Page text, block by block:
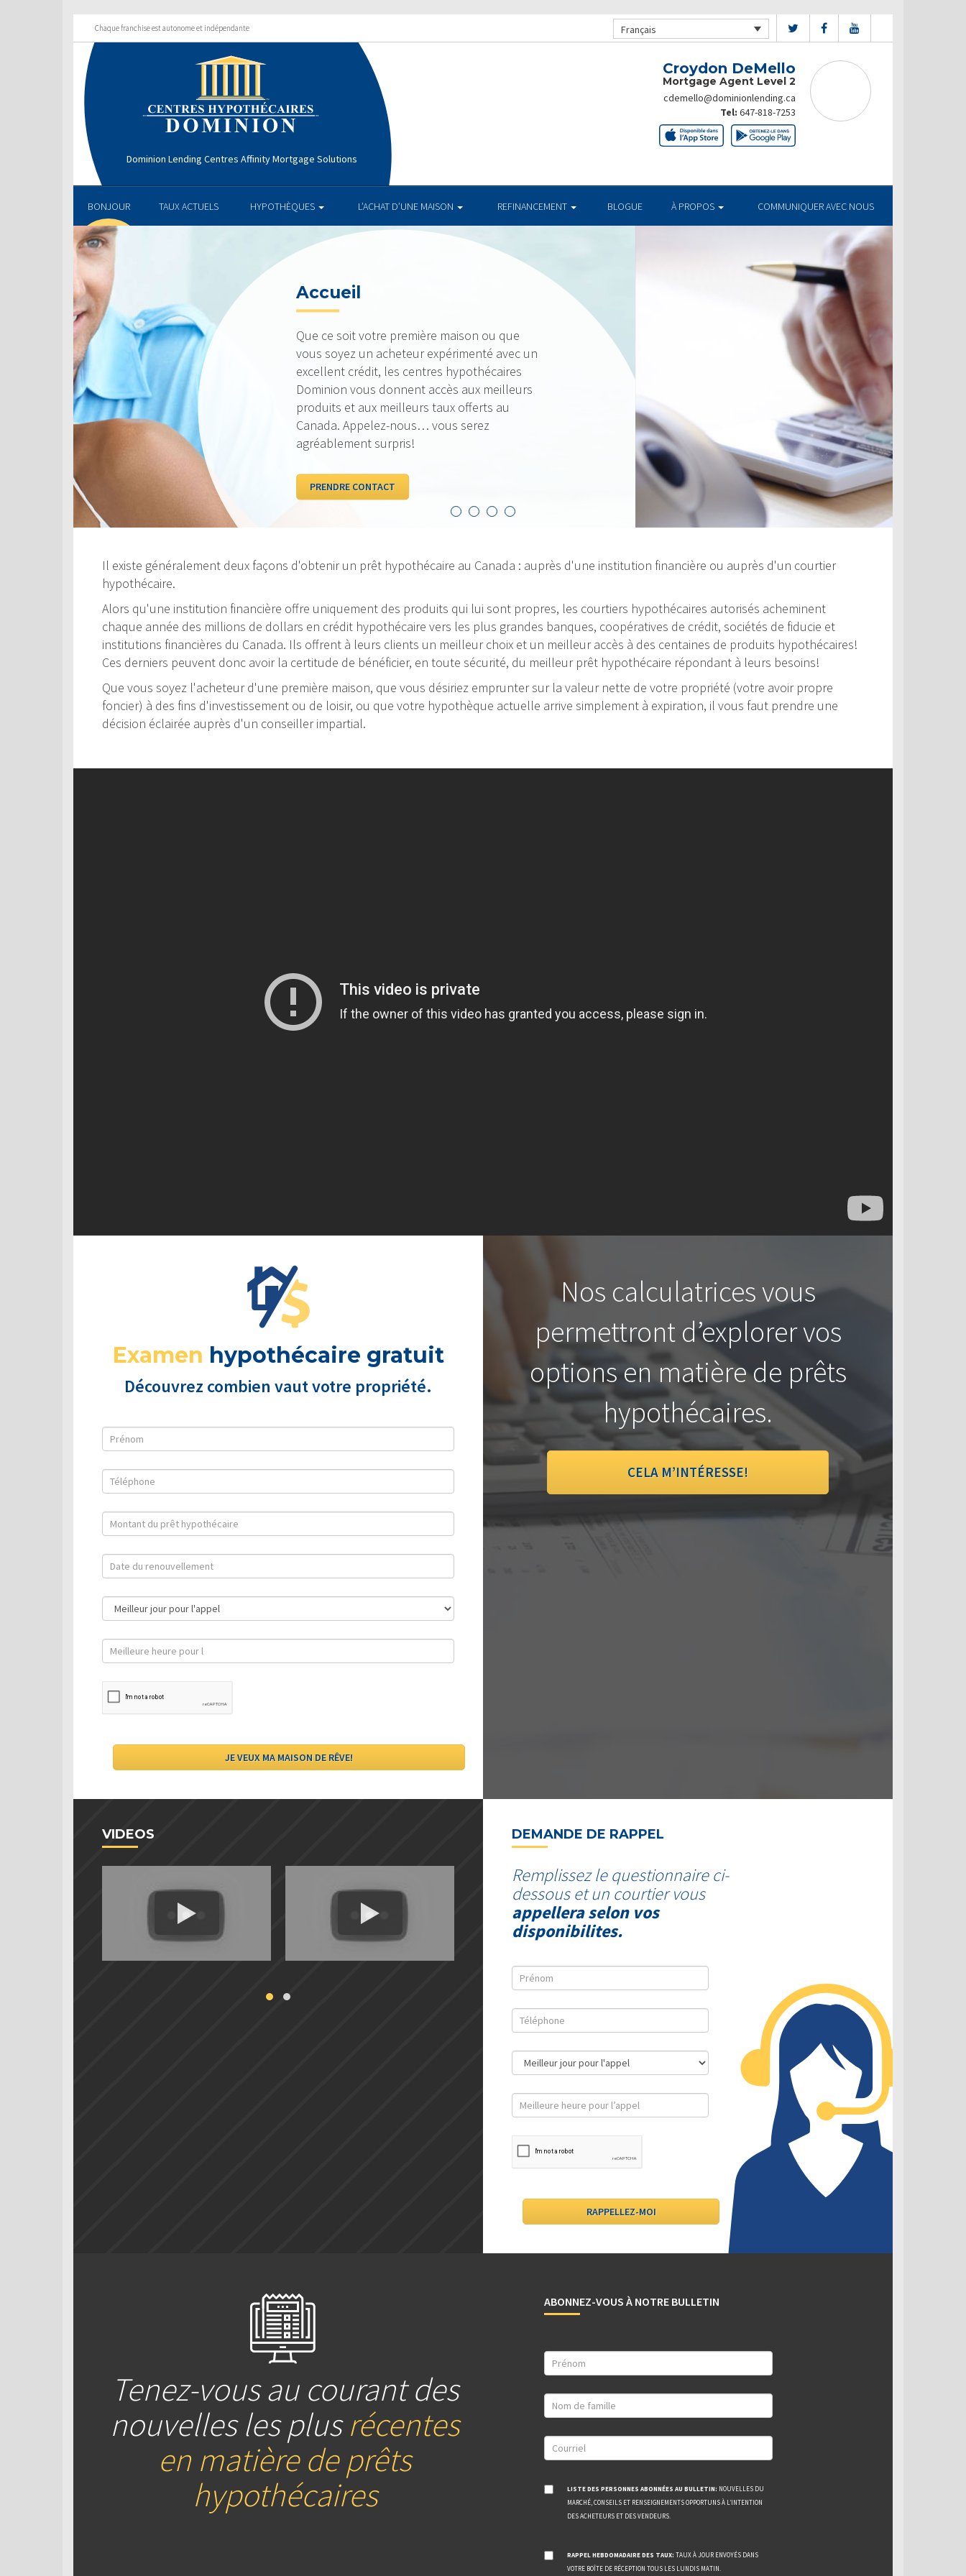
Chaque franchise est autonome et indépendante Français
Dominion Lending Centres Affinity Mortgage Solutions
Croydon DeMello
Mortgage Agent Level 2
cdemello@dominionlending.ca
Tel: 647-818-7253
BONJOUR TAUX ACTUELS HYPOTHÈQUES L’ACHAT D’UNE MAISON REFINANCEMENT BLOGUE À PROPOS COMMUNIQUER AVEC NOUS
TAUX ACTUELS
Nos taux sont toujours compétitifs et nous
sommes fiers de pouvoir vous offrir le taux
qui vous est le plus profitable. Jetez un coup
Il existe généralement deux façons d'obtenir un prêt hypothécaire au Canada : auprès d'une institution financière ou auprès d'un courtier
hypothécaire.
Alors qu'une institution financière offre uniquement des produits qui lui sont propres, les courtiers hypothécaires autorisés acheminent
chaque année des millions de dollars en crédit hypothécaire vers les plus grandes banques, coopératives de crédit, sociétés de fiducie et
institutions financières du Canada. Ils offrent à leurs clients un meilleur choix et un meilleur accès à des centaines de produits hypothécaires!
Ces derniers peuvent donc avoir la certitude de bénéficier, en toute sécurité, du meilleur prêt hypothécaire répondant à leurs besoins!
Que vous soyez l'acheteur d'une première maison, que vous désiriez emprunter sur la valeur nette de votre propriété (votre avoir propre
foncier) à des fins d'investissement ou de loisir, ou que votre hypothèque actuelle arrive simplement à expiration, il vous faut prendre une
décision éclairée auprès d'un conseiller impartial.
Examen hypothécaire gratuit
Découvrez combien vaut votre propriété.
Nos calculatrices vous
permettront d’explorer vos
options en matière de prêts
hypothécaires.
CELA M’INTÉRESSE!
VIDEOS DEMANDE DE RAPPEL
Remplissez le questionnaire ci-
dessous et un courtier vous
appellera selon vos
disponibilites.
Tenez-vous au courant des
nouvelles les plusrécentes
en matière de prêts
hypothécaires
ABONNEZ-VOUS À NOTRE BULLETIN
LISTE DES PERSONNES ABONNÉES AU BULLETIN: NOUVELLES DU
MARCHÉ, CONSEILS ET RENSEIGNEMENTS OPPORTUNS À L’INTENTION
DES ACHETEURS ET DES VENDEURS.
RAPPEL HEBDOMADAIRE DES TAUX: TAUX À JOUR ENVOYÉS DANS
VOTRE BOÎTE DE RÉCEPTION TOUS LES LUNDIS MATIN.